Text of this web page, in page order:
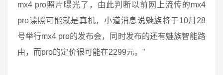
mx4 pro照片曝光了，由此判断以前网上流传的mx4
pro谍照可能就是真机，小道消息说魅族将于10月28
号举行mx4 pro的发布会，同时发布的还有魅族智能路
由，而pro的定价很可能在2299元。”